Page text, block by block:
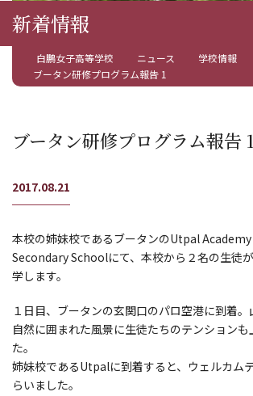
新着情報
白鵬女子高等学校 ニュース
学校情報
ブータン研修プログラム報告 1
ブータン研修プログラム報告 1
2017.08.21
本校の姉妹校であるブータンのUtpal
Secondary Schoolにて、本校から２名の生徒
学します。
１日目、ブータンの玄関口のパロ空港に到着
自然に囲まれた風景に生徒たちのテンションも
た。
姉妹校であるUtpalに到着すると、ウェルカム
らいました。